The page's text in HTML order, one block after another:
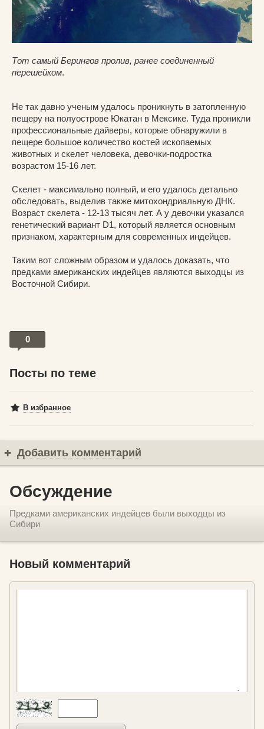
Тот самый Берингов пролив, ранее соединенный
перешейком.
Не так давно ученым удалось проникнуть в затопленную
пещеру на полуострове Юкатан в Мексике. Туда проникли
профессиональные дайверы, которые обнаружили в
пещере большое количество костей ископаемых
животных и скелет человека, девочки-подростка
возрастом 15-16 лет.
Скелет - максимально полный, и его удалось детально
обследовать, выделив также митохондриальную ДНК.
Возраст скелета - 12-13 тысяч лет. А у девочки указался
генетический вариант D1, который является основным
признаком, характерным для современных индейцев.
Таким вот сложным образом и удалось доказать, что
предками американских индейцев являются выходцы из
Восточной Сибири.
0
Посты по теме
В избранное
Добавить комментарий
Обсуждение
Предками американских индейцев были выходцы из
Сибири
Новый комментарий